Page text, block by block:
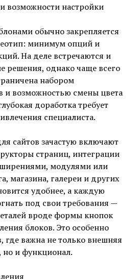
возможности настройки
обычно закрепляется
минимум опций и
На деле встречаются и
решения, однако чаще всего
набором
и возможностью смены цвета
доработка требует
специалиста.
сайтов зачастую включают
страниц, интеграции
модулями или
магазина, галереи и других
удобнее, а каждую
под свои требования —
вроде формы кнопок
блоков. Это особенно
где важна не только внешняя
но и функционал.